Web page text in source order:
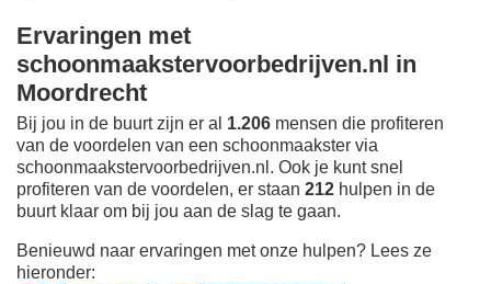
Ervaringen met
schoonmaakstervoorbedrijven.nl in
Moordrecht
Bij jou in de buurt zijn er al 1.206 mensen die profiteren
van de voordelen van een schoonmaakster via
schoonmaakstervoorbedrijven.nl. Ook je kunt snel
profiteren van de voordelen, er staan 212 hulpen in de
buurt klaar om bij jou aan de slag te gaan.
Benieuwd naar ervaringen met onze hulpen? Lees ze
hieronder: